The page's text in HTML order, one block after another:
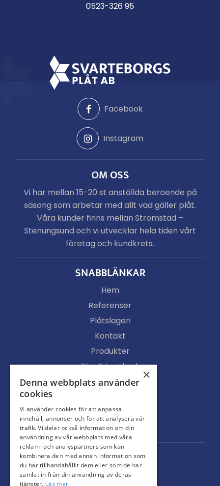
0523-326 95
Facebook
Instagram
OM OSS
Vi har mellan 15-20 st anställda beroende på
säsong som arbetar med allt vad gäller plåt.
Våra kunder finns mellan Strömstad –
Stenungsund och vi utvecklar hela tiden vårt
företag och kundkrets.
SNABBLÄNKAR
Hem
Referenser
Plåtslageri
Kontakt
Produkter
Djur & Lantbruk
Köpvillkor
Ljusgenomsläpp
Portar
×
Denna webbplats använder
cookies
Vi använder cookies för att anpassa
innehåll, annonser och för att analysera vår
trafik. Vi delar också information om din
användning av vår webbplats med våra
reklam- och analyspartners som kan
kombinera den med annan information som
du har tillhandahållit dem eller som de har
samlat in från din användning av deras
tjänster. Läs mer